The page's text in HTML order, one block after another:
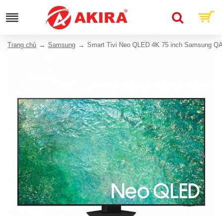
Trang chủ Samsung Smart Tivi Neo QLED 4K 75 inch Samsung